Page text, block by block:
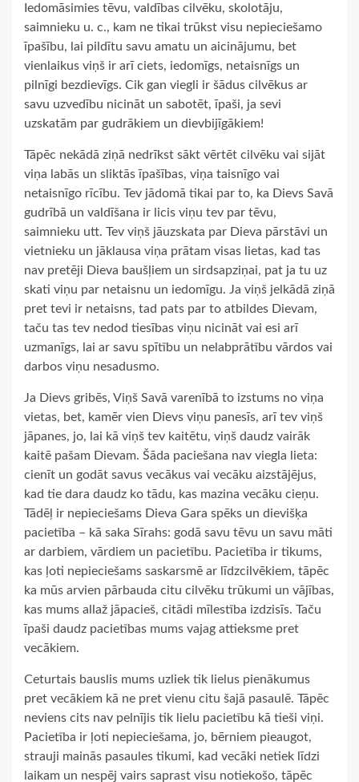
Iedomāsimies tēvu, valdības cilvēku, skolotāju,
saimnieku u. c., kam ne tikai trūkst visu nepieciešamo
īpašību, lai pildītu savu amatu un aicinājumu, bet
vienlaikus viņš ir arī ciets, iedomīgs, netaisnīgs un
pilnīgi bezdievīgs. Cik gan viegli ir šādus cilvēkus ar
savu uzvedību nicināt un sabotēt, īpaši, ja sevi
uzskatām par gudrākiem un dievbijīgākiem!
Tāpēc nekādā ziņā nedrīkst sākt vērtēt cilvēku vai sijāt
viņa labās un sliktās īpašības, viņa taisnīgo vai
netaisnīgo rīcību. Tev jādomā tikai par to, ka Dievs Savā
gudrībā un valdīšana ir licis viņu tev par tēvu,
saimnieku utt. Tev viņš jāuzskata par Dieva pārstāvi un
vietnieku un jāklausa viņa prātam visas lietas, kad tas
nav pretēji Dieva baušļiem un sirdsapziņai, pat ja tu uz
skati viņu par netaisnu un iedomīgu. Ja viņš jelkādā ziņā
pret tevi ir netaisns, tad pats par to atbildes Dievam,
taču tas tev nedod tiesības viņu nicināt vai esi arī
uzmanīgs, lai ar savu spītību un nelabprātību vārdos vai
darbos viņu nesadusmo.
Ja Dievs gribēs, Viņš Savā varenībā to izstums no viņa
vietas, bet, kamēr vien Dievs viņu panesīs, arī tev viņš
jāpanes, jo, lai kā viņš tev kaitētu, viņš daudz vairāk
kaitē pašam Dievam. Šāda paciešana nav viegla lieta:
cienīt un godāt savus vecākus vai vecāku aizstājējus,
kad tie dara daudz ko tādu, kas mazina vecāku cieņu.
Tādēļ ir nepieciešams Dieva Gara spēks un dievišķa
pacietība – kā saka Sīrahs: godā savu tēvu un savu māti
ar darbiem, vārdiem un pacietību. Pacietība ir tikums,
kas ļoti nepieciešams saskarsmē ar līdzcilvēkiem, tāpēc
ka mūs arvien pārbauda citu cilvēku trūkumi un vājības,
kas mums allaž jāpacieš, citādi mīlestība izdzisīs. Taču
īpaši daudz pacietības mums vajag attieksme pret
vecākiem.
Ceturtais bauslis mums uzliek tik lielus pienākumus
pret vecākiem kā ne pret vienu citu šajā pasaulē. Tāpēc
neviens cits nav pelnījis tik lielu pacietību kā tieši viņi.
Pacietība ir ļoti nepieciešama, jo, bērniem pieaugot,
strauji mainās pasaules tikumi, kad vecāki netiek līdzi
laikam un nespēj vairs saprast visu notiekošo, tāpēc